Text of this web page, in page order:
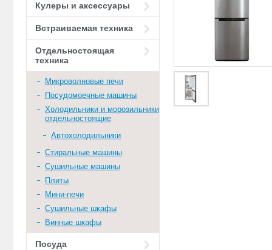
Кулеры и аксессуары
Встраиваемая техника
Отдельностоящая
техника
Микроволновые печи
Посудомоечные машины
Холодильники и морозильники
отдельностоящие
Автохолодильники
Стиральные машины
Сушильные машины
Плиты
Мини-печи
Сушильные шкафы
Винные шкафы
Посуда